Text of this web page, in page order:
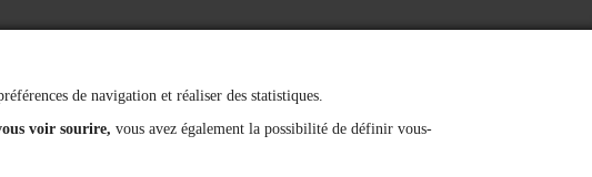
de navigation et réaliser des statistiques.
voir sourire, vous avez également la possibilité de définir vous-